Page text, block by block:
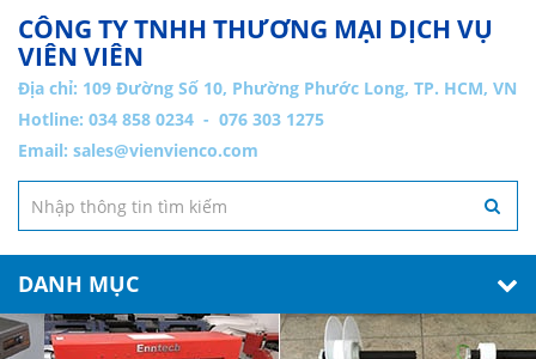
CÔNG TY TNHH THƯƠNG MẠI DỊCH VỤ
VIÊN VIÊN
Địa chỉ: 109 Đường Số 10, Phường Phước Long, TP. HCM, VN
Hotline: 034 858 0234 - 076 303 1275
Email: sales@vienvienco.com
DANH MỤC